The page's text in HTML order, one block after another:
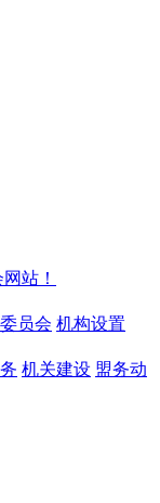
站！
员会 机构设置
机关建设 盟务动